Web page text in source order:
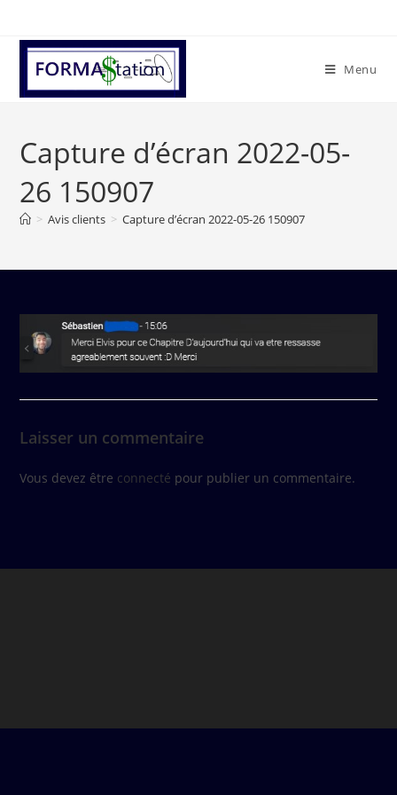
Menu
Capture d’écran 2022-05-
26 150907
> Avis clients > Capture d’écran 2022-05-26 150907
Laisser un commentaire
Vous devez être connecté pour publier un commentaire.